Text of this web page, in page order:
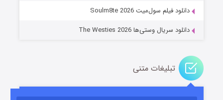
مردگان متحرک: شهر مرده ۳
دانلود فیلم سول‌میت Soulm8te 2026
دانلود سریال وستی‌ها The Westies 2026
تبلیغات متنی